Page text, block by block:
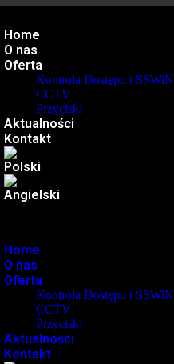
Home
O nas
Oferta
Kontrola Dostępu i SSWiN
CCTV
Przyciski
Aktualności
Kontakt
Home
O nas
Oferta
Kontrola Dostępu i SSWiN
CCTV
Przyciski
Aktualności
Kontakt